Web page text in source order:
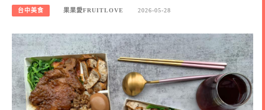
台中美食 果果愛FRUITLOVE 2026-05-28